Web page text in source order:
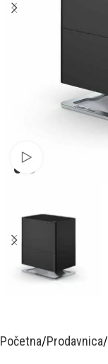
Početna Prodavnica